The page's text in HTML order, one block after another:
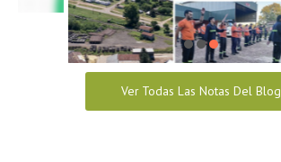
Ver Todas Las Notas Del Blog